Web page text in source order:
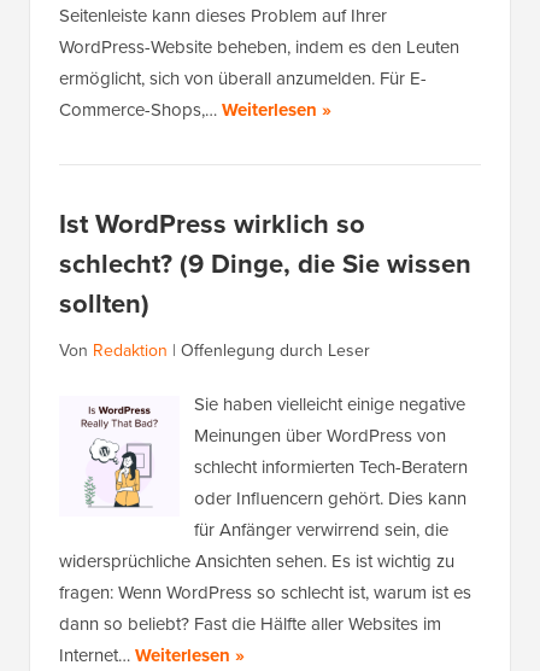
Seitenleiste kann dieses Problem auf Ihrer
WordPress-Website beheben, indem es den Leuten
ermöglicht, sich von überall anzumelden. Für E-
Commerce-Shops,…Weiterlesen »
Ist WordPress wirklich so
schlecht? (9 Dinge, die Sie wissen
sollten)
Von Redaktion | Offenlegung durch Leser
Sie haben vielleicht einige negative
Meinungen über WordPress von
schlecht informierten Tech-Beratern
oder Influencern gehört. Dies kann
für Anfänger verwirrend sein, die
widersprüchliche Ansichten sehen. Es ist wichtig zu
fragen: Wenn WordPress so schlecht ist, warum ist es
dann so beliebt? Fast die Hälfte aller Websites im
Internet…Weiterlesen »